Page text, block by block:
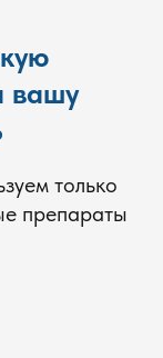
вашу
только
препараты